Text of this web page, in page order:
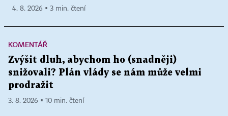
4. 8. 2026 ▪ 3 min. čtení
KOMENTÁŘ
Zvýšit dluh, abychom ho (snadněji)
snižovali? Plán vlády se nám může velmi
prodražit
3. 8. 2026 ▪ 10 min. čtení